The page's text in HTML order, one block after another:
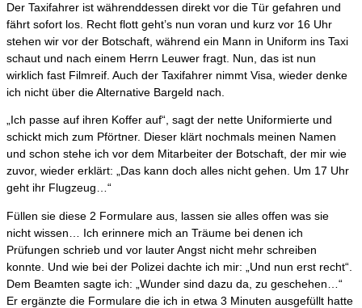
Der Taxifahrer ist währenddessen direkt vor die Tür gefahren und
fährt sofort los. Recht flott geht’s nun voran und kurz vor 16 Uhr
stehen wir vor der Botschaft, während ein Mann in Uniform ins Taxi
schaut und nach einem Herrn Leuwer fragt. Nun, das ist nun
wirklich fast Filmreif. Auch der Taxifahrer nimmt Visa, wieder denke
ich nicht über die Alternative Bargeld nach.
„Ich passe auf ihren Koffer auf“, sagt der nette Uniformierte und
schickt mich zum Pförtner. Dieser klärt nochmals meinen Namen
und schon stehe ich vor dem Mitarbeiter der Botschaft, der mir wie
zuvor, wieder erklärt: „Das kann doch alles nicht gehen. Um 17 Uhr
geht ihr Flugzeug…“
Füllen sie diese 2 Formulare aus, lassen sie alles offen was sie
nicht wissen… Ich erinnere mich an Träume bei denen ich
Prüfungen schrieb und vor lauter Angst nicht mehr schreiben
konnte. Und wie bei der Polizei dachte ich mir: „Und nun erst recht“.
Dem Beamten sagte ich: „Wunder sind dazu da, zu geschehen…“
Er ergänzte die Formulare die ich in etwa 3 Minuten ausgefüllt hatte